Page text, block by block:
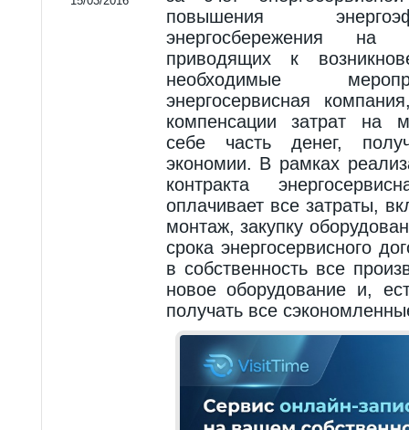
повышения
энергосбережения на
приводящих к
необходимые
энергосервисная
компенсации затрат на
себе часть денег,
экономии. В рамках
контракта
оплачивает все затраты,
монтаж, закупку
срока энергосервисного
в собственность все
новое оборудование и,
получать все